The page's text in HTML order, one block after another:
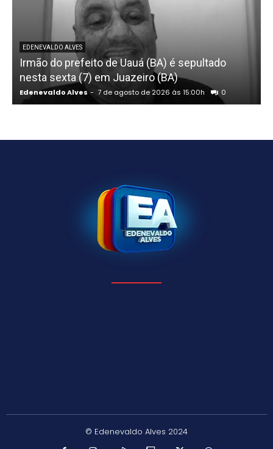
EDENEVALDO ALVES
Irmão do prefeito de Uauá (BA) é sepultado
nesta sexta (7) em Juazeiro (BA)
Edenevaldo Alves - 7 de agosto de 2026 às 15:00h 0
© Edenevaldo Alves 2024